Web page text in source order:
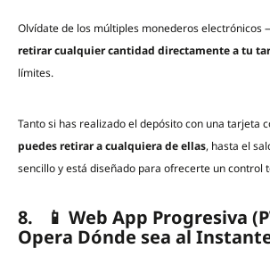
Olvídate de los múltiples monederos electrónicos
retirar cualquier cantidad directamente a tu
límites.
Tanto si has realizado el depósito con una tarjeta
puedes retirar a cualquiera de ellas, hasta el
sencillo y está diseñado para ofrecerte un control
8. 📱 Web App Progresiva
Opera Dónde sea al